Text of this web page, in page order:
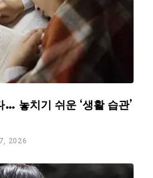
놓치기 쉬운 ‘생활 습관’
2026